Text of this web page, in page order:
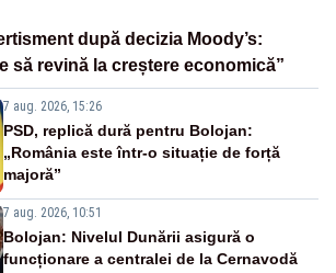
după decizia Moody’s:
să revină la creștere economică”
7 aug. 2026, 15:26
PSD, replică dură pentru Bolojan:
„România este într-o situație de forță
majoră”
7 aug. 2026, 10:51
Bolojan: Nivelul Dunării asigură o
funcționare a centralei de la Cernavodă